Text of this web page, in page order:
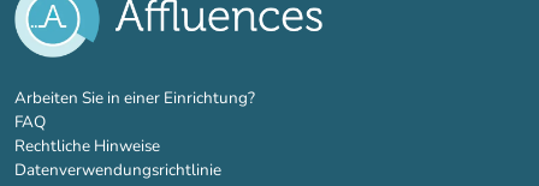
Arbeiten Sie in einer Einrichtung?(new tab)
FAQ
Rechtliche Hinweise
Datenverwendungsrichtlinie